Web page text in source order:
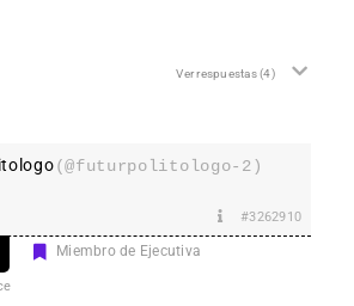
Ver respuestas(4)
(@futurpolitologo-2)
#3262910
Miembro de Ejecutiva